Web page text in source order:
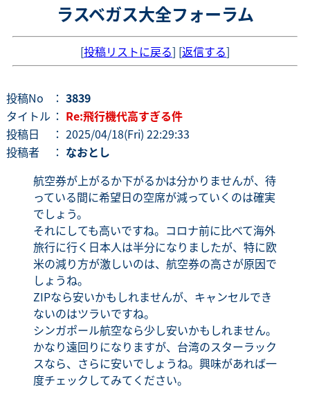
ラスベガス大全フォーラム
[投稿リストに戻る] [返信する]
投稿No ： 3839
タイトル ： Re:飛行機代高すぎる件
投稿日
： 2025/04/18(Fri) 22:29:33
投稿者
： なおとし
航空券が上がるか下がるかは分かりませんが、待
っている間に希望日の空席が減っていくのは確実
でしょう。
それにしても高いですね。コロナ前に比べて海外
旅行に行く日本人は半分になりましたが、特に欧
米の減り方が激しいのは、航空券の高さが原因で
しょうね。
ZIPなら安いかもしれませんが、キャンセルでき
ないのはツラいですね。
シンガポール航空なら少し安いかもしれません。
かなり遠回りになりますが、台湾のスターラック
スなら、さらに安いでしょうね。興味があれば一
度チェックしてみてください。